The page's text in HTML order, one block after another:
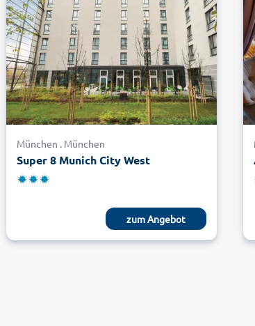
München . München
Super 8 Munich City West
zum Angebot